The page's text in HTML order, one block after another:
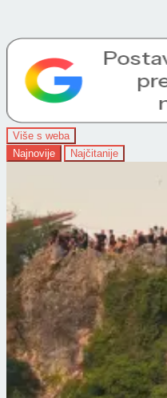
Više s weba
Najnovije
Najčitanije